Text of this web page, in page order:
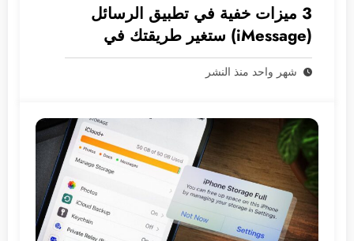
3 ميزات خفية في تطبيق الرسائل
(iMessage) ستغير طريقتك في
المراسلة
شهر واحد منذ النشر